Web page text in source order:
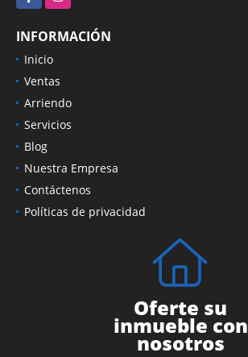
INFORMACIÓN
Inicio
Ventas
Arriendo
Servicios
Blog
Nuestra Empresa
Contáctenos
Políticas de privacidad
Oferte su
inmueble con
nosotros